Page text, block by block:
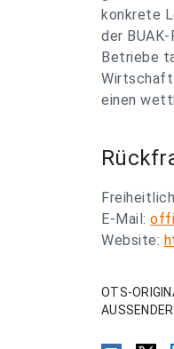
konkrete
der
Betriebe
Wirtschaft
einen
E-Mail:
Website:
OTS-